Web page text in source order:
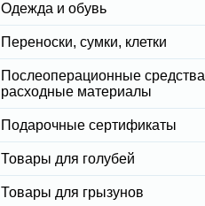
Одежда и обувь
Переноски, сумки, клетки
Послеоперационные
расходные материалы
Подарочные сертификаты
Товары для голубей
Товары для грызунов